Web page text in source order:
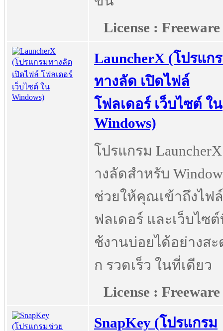
License : Freeware
LauncherX (โปรแก
ทางลัด เปิดไฟล์
โฟลเดอร์ เว็บไซต์ ใน
Windows)
โปรแกรม
างลัดสำหรับ
ช่วยให้คุณเข้าถึงไฟ
ฟลเดอร์ และเว็บไซ
ช้งานบ่อยได้อย่างสะ
ก รวดเร็ว ในที่เดียว
License : Freeware
SnapKey (โปรแกรม